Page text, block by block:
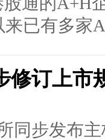
已有多家
修订上市
同步发布